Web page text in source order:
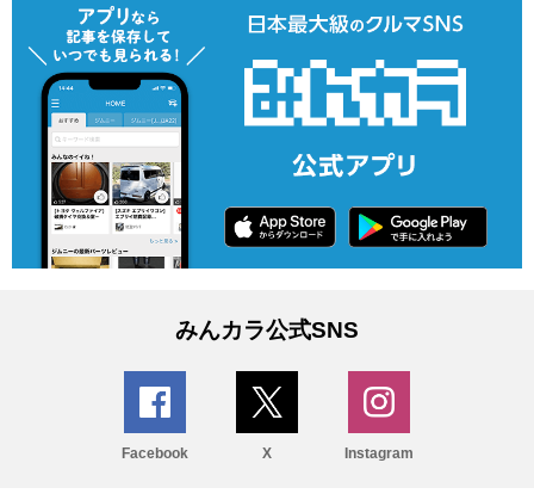
みんカラ公式SNS
Facebook X Instagram